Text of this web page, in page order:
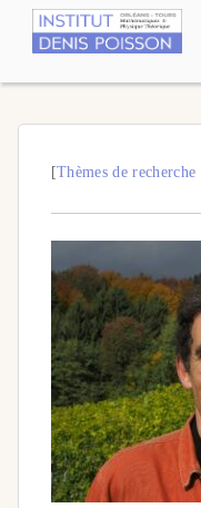
[ Thèmes de recherche